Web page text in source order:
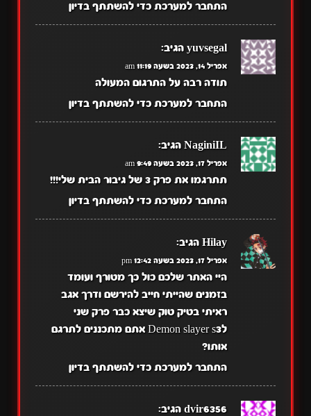
התחבר למערכת כדי להשתתף בדיון
yuvsegal הגיב:
אפריל 14, 2023 בשעה 11:19 am
תודה רבה על התרגום המעולה
התחבר למערכת כדי להשתתף בדיון
NaginiIL הגיב:
אפריל 17, 2023 בשעה 9:49 am
תתרגמו את פרק 3 של גיבור הבית שלי!!!
התחבר למערכת כדי להשתתף בדיון
Hilay הגיב:
אפריל 17, 2023 בשעה 12:42 pm
היי האתר שלכם כול כך מטורף ועומד
בזמנים שהייתי חייב להירשם ודרך אגב
ראיתי בטיק טוק שיצא כבר פרק שני
לDemon slayer s3 אתם מתכננים לתרגם
אותו?
התחבר למערכת כדי להשתתף בדיון
dvir6356 הגיב: